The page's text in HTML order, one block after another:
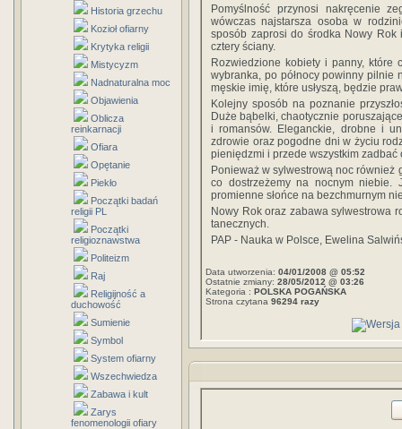
Historia grzechu
Kozioł ofiarny
Krytyka religii
Mistycyzm
Nadnaturalna moc
Objawienia
Oblicza
reinkarnacji
Ofiara
Opętanie
Piekło
Początki badań
religii PL
Początki
religioznawstwa
Politeizm
Raj
Religijność a
duchowość
Sumienie
Symbol
System ofiarny
Wszechwiedza
Zabawa i kult
Zarys
fenomenologii ofiary
Pomyślność przynosi nakręcenie
wówczas najstarsza osoba w
sposób zaprosi do środka Nowy
cztery ściany.
Rozwiedzione kobiety i panny, które
wybranka, po północy powinny pilnie
męskie imię, które usłyszą, będzie
Kolejny sposób na poznanie
Duże bąbelki, chaotycznie
i romansów. Eleganckie, drobne i
zdrowie oraz pogodne dni w życiu
pieniędzmi i przede wszystkim zadbać
Ponieważ w sylwestrową noc również
co dostrzeżemy na nocnym niebie.
promienne słońce na bezchmurnym
Nowy Rok oraz zabawa sylwestrowa
tanecznych.
PAP - Nauka w Polsce, Ewelina
Data utworzenia: 04/01/2008 @ 05:52
Ostatnie zmiany: 28/05/2012 @ 03:26
Kategoria : POLSKA POGAŃSKA
Strona czytana 96294 razy